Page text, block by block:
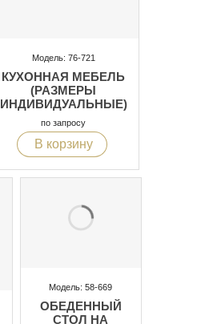
Модель: 76-721
КУХОННАЯ МЕБЕЛЬ
(РАЗМЕРЫ
ИНДИВИДУАЛЬНЫЕ)
по запросу
В корзину
Модель: 58-669
ОБЕДЕННЫЙ
СТОЛ НА